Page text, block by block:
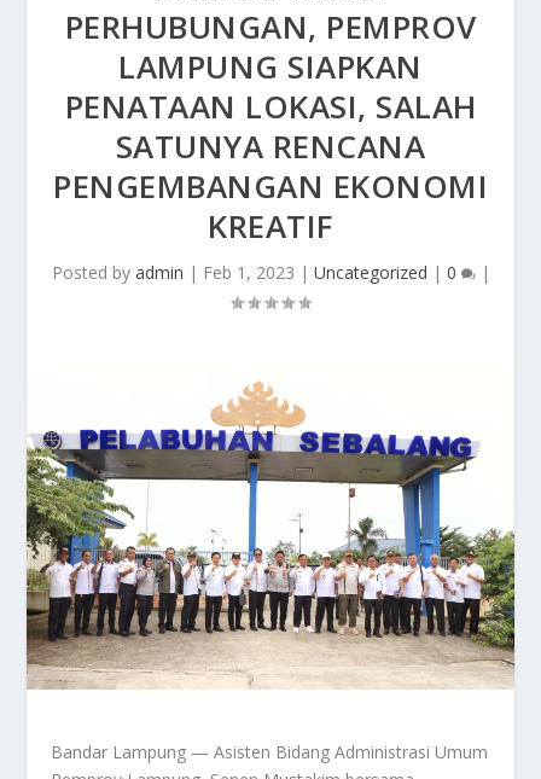
PERHUBUNGAN, PEMPROV
LAMPUNG SIAPKAN
PENATAAN LOKASI, SALAH
SATUNYA RENCANA
PENGEMBANGAN EKONOMI
KREATIF
Posted by admin | Feb 1, 2023 | Uncategorized | 0 |
Bandar Lampung — Asisten Bidang Administrasi Umum